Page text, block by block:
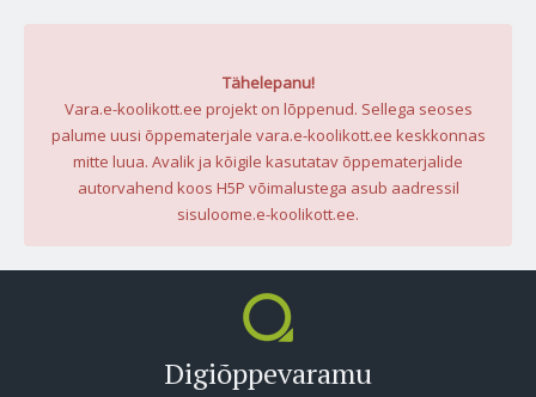
Tähelepanu!
Vara.e-koolikott.ee projekt on lõppenud. Sellega seoses
palume uusi õppematerjale vara.e-koolikott.ee keskkonnas
mitte luua. Avalik ja kõigile kasutatav õppematerjalide
autorvahend koos H5P võimalustega asub aadressil
sisuloome.e-koolikott.ee.
Digiõppevaramu